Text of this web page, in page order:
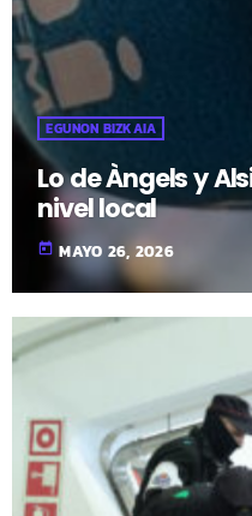
EGUNON BIZKAIA
Lo de Àngels y
nivel local
today MAYO 26, 2026